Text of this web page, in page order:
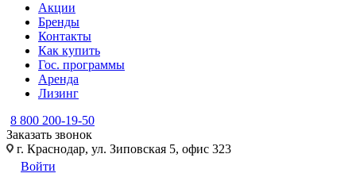
Акции
Бренды
Контакты
Как купить
Гос. программы
Аренда
Лизинг
8 800 200-19-50
Заказать звонок
г. Краснодар, ул. Зиповская 5, офис 323
Войти